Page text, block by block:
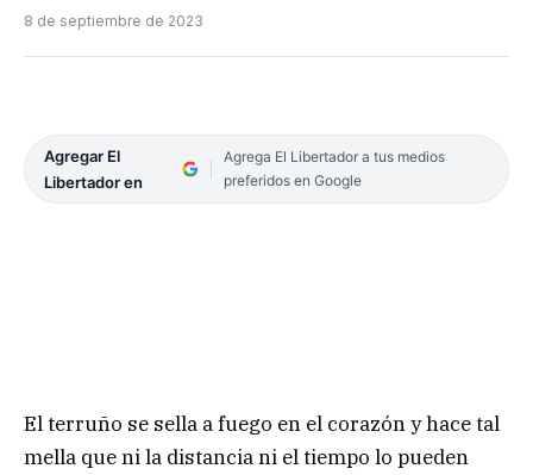
8 de septiembre de 2023
Agregar El
Libertador en
Agrega El Libertador a tus medios
preferidos en Google
El terruño se sella a fuego en el corazón y hace tal
mella que ni la distancia ni el tiempo lo pueden